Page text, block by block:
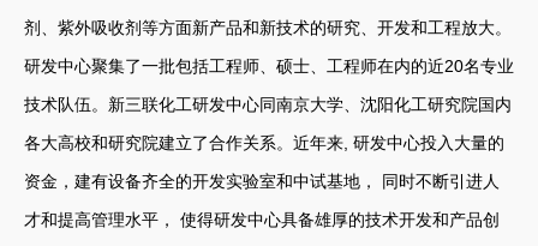
剂、紫外吸收剂等方面新产品和新技术的研究、开发和工程放大。
研发中心聚集了一批包括工程师、硕士、工程师在内的近20名专业
技术队伍。新三联化工研发中心同南京大学、沈阳化工研究院国内
各大高校和研究院建立了合作关系。近年来, 研发中心投入大量的
资金，建有设备齐全的开发实验室和中试基地， 同时不断引进人
才和提高管理水平， 使得研发中心具备雄厚的技术开发和产品创